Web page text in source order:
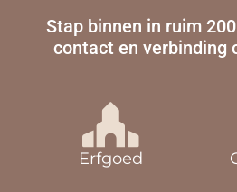
Stap binnen in ruim
contact en verbinding
Erfgoed